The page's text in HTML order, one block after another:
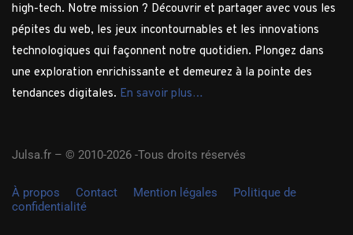
high-tech. Notre mission ? Découvrir et partager avec vous les
pépites du web, les jeux incontournables et les innovations
technologiques qui façonnent notre quotidien. Plongez dans
une exploration enrichissante et demeurez à la pointe des
tendances digitales. En savoir plus…
Julsa.fr – © 2010-2026 -Tous droits réservés
À propos Contact Mention légales
Politique de
confidentialité